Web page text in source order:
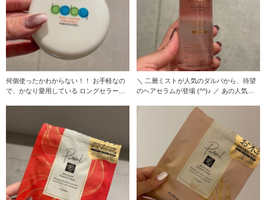
何個使ったかわからない！！ お手軽なの
で、かなり愛用している ロングセラーの
＼ 二層ミストが人気のダルバから、待望
のヘアセラムが登場 (^^)♪ ／ あの人気ミ